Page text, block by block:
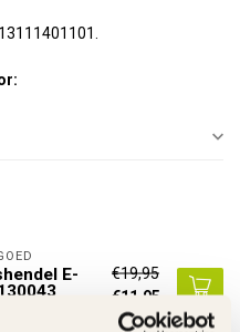
E-
€19,95
€11,95